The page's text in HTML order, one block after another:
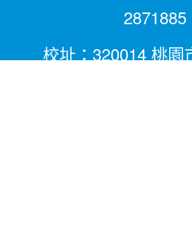
2871885
校址：320014 桃園